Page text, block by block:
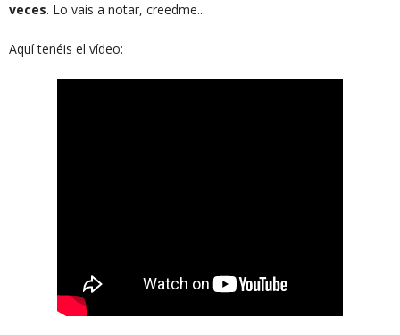
veces. Lo vais a notar, creedme...
Aquí tenéis el vídeo: